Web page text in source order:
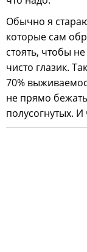
Обычно я
которые сам
стоять, чтобы
чисто глазик.
70%
не прямо
полусогнутых.